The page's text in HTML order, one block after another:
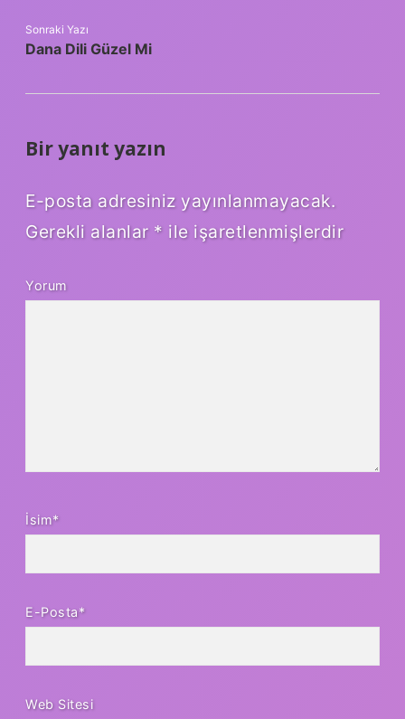
Sonraki Yazı
Dana Dili Güzel Mi
Bir yanıt yazın
E-posta adresiniz yayınlanmayacak.
Gerekli alanlar * ile işaretlenmişlerdir
Yorum
İsim*
E-Posta*
Web Sitesi